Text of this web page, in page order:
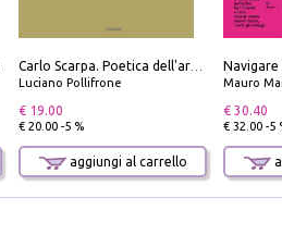
Luciano Pollifrone
€ 19.00
€ 20.00 -5 %
aggiungi al carrello
Mauro
€ 30.40
€ 32.00 -5